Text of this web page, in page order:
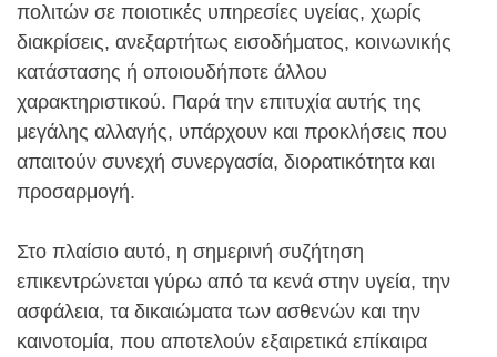
πολιτών σε ποιοτικές υπηρεσίες υγείας, χωρίς
διακρίσεις, ανεξαρτήτως εισοδήματος, κοινωνικής
κατάστασης ή οποιουδήποτε άλλου
χαρακτηριστικού. Παρά την επιτυχία αυτής της
μεγάλης αλλαγής, υπάρχουν και προκλήσεις που
απαιτούν συνεχή συνεργασία, διορατικότητα και
προσαρμογή.
Στο πλαίσιο αυτό, η σημερινή συζήτηση
επικεντρώνεται γύρω από τα κενά στην υγεία, την
ασφάλεια, τα δικαιώματα των ασθενών και την
καινοτομία, που αποτελούν εξαιρετικά επίκαιρα